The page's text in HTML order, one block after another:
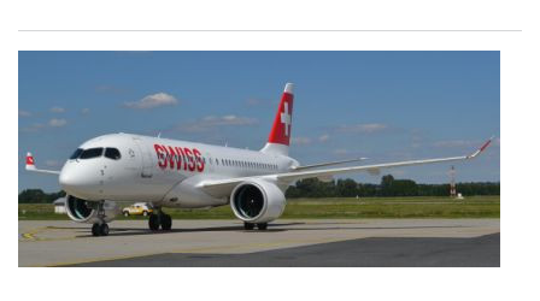
KÖZLEKEDÉSFEJLESZTÉS
ELLÁTÁSI LÁNC
ZÖLDÚT
HAJÓZÁS